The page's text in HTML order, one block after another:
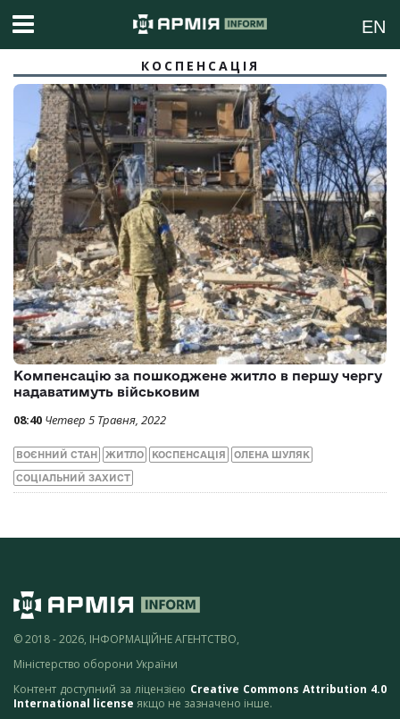
EN
КОСПЕНСАЦІЯ
Компенсацію за пошкоджене житло в першу чергу
надаватимуть військовим
08:40 Четвер 5 Травня, 2022
ВОЄННИЙ СТАН ЖИТЛО КОСПЕНСАЦІЯ ОЛЕНА ШУЛЯК
СОЦІАЛЬНИЙ ЗАХИСТ
© 2018 - 2026, ІНФОРМАЦІЙНЕ АГЕНТСТВО,
Міністерство оборони України
Контент доступний за ліцензією Creative Commons Attribution 4.0
International license якщо не зазначено інше.